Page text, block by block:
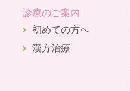
診療のご案内
初めての方へ
漢方治療